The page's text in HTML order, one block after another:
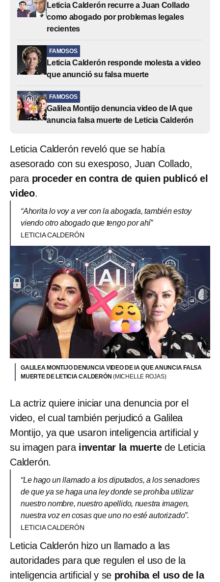
Leticia Calderón recurre a Juan Collado
como abogado por problemas legales
recientes
FAMOSOS
Leticia Calderón responde molesta a video
que anunció su falsa muerte
FAMOSOS
Galilea Montijo denuncia video de IA que
anuncia falsa muerte de Leticia Calderón
Leticia Calderón reveló que se había
asesorado con su exesposo, Juan Collado,
para proceder en contra de quien publicó el
video.
“Ahorita lo voy a ver con la abogada, también estoy
viendo otro abogado que tengo por ahí”
LETICIA CALDERÓN
GALILEA MONTIJO DENUNCIA VIDEO DE IA QUE ANUNCIA FALSA
MUERTE DE LETICIA CALDERÓN(MICHELLE ROJAS)
La actriz quiere iniciar una denuncia por el
video, el cual también perjudicó a Galilea
Montijo, ya que usaron inteligencia artificial y
su imagen para inventar la muertede Leticia
Calderón.
“Le hago un llamado a los diputados, a los senadores
de que ya se haga una ley donde se prohíba utilizar
nuestro nombre, nuestro apellido, nuestra imagen,
nuestra voz en cosas que uno no esté autorizado”.
LETICIA CALDERÓN
Leticia Calderón hizo un llamado a las
autoridades para que regulen el uso de la
inteligencia artificial y se prohiba el uso de la